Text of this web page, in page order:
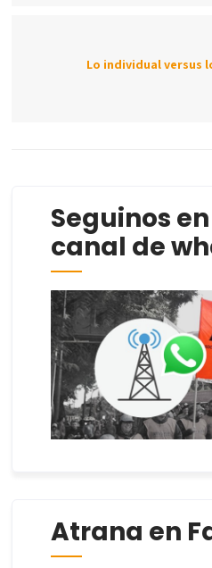
Lo individual versus
Seguinos
canal de
Atrana en